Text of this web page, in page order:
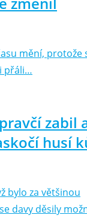
mění, protože
přáli…
zabil
husí
bylo za většinou
davy děsily